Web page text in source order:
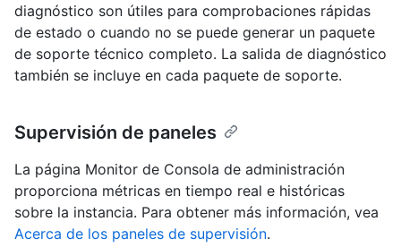
diagnóstico son útiles para comprobaciones rápidas
de estado o cuando no se puede generar un paquete
de soporte técnico completo. La salida de diagnóstico
también se incluye en cada paquete de soporte.
Supervisión de paneles
La página Monitor de Consola de administración
proporciona métricas en tiempo real e históricas
sobre la instancia. Para obtener más información, vea
Acerca de los paneles de supervisión.